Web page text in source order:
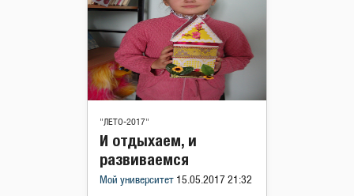
"ЛЕТО-2017"
И отдыхаем, и
развиваемся
Мой университет 15.05.2017 21:32